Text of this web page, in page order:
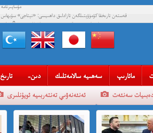
مۇساپىرنامە
قەستەن تارىخقا كۆمۈۋېتىلگەن ئازادلىق داھىيسى: «نېتاجى» سۇبھاس
چاندرا بوس ۋە قىسسىدىن ئۇيغۇرلارغا ھىسسە 8-بۆلۈم
قەستەن تارىخقا كۆمۈۋېتىلگەن ئازادلىق داھىيسى: «نېتاجى» سۇبھاس
چاندرا بوس ۋە قىسسىدىن ئۇيغۇرلارغا ھىسسە (01)
قەلبىدە ئازادلىق ئوتى ئۆچمىگەن قېرىنداشلىرىمغا خوش خەۋەر
قېنى مەن ئارزۇ قىلغان تەشكىلاتلىرىمىز؟
مەھمەت ئىمىن: نىشاندىن قايغان نەفرەت
مەمەت ئىمىن : ئادالەتسىزلىك ئازابى كىشىلەرنى ئادالەتلىك قىلامدۇ؟
ئۇيغۇر ئانىلار تورى ۋە دىلدار ئەزىز
مائارىپ سەھىيە سالامەتلىك -دىن تارىخ
سەنئەت ئەنئەنەۋىي تەنتەربىيە ئويۇنلىرى